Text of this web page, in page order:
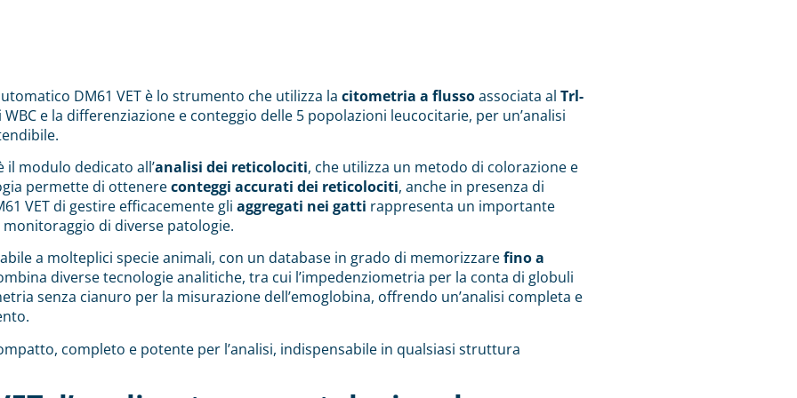
DM61 VETè lo strumento che utilizza la citometria a flussoassociata al Trl-
WBC e la differenziazione e conteggio delle 5 popolazioni leucocitarie, per un’analisi
modulo dedicato all’analisi dei reticolociti, che utilizza un metodo di colorazione e
permette di ottenereconteggi accurati dei reticolociti, anche in presenza di
VET di gestire efficacemente gli aggregati nei gatti rappresenta un importante
di diverse patologie.
a molteplici specie animali, con un database in grado di memorizzarefino a
diverse tecnologie analitiche, tra cui l’impedenziometria per la conta di globuli
senza cianuro per la misurazione dell’emoglobina, offrendo un’analisi completa e
completo e potente per l’analisi, indispensabile in qualsiasi struttura